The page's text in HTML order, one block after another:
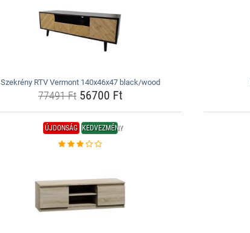
Szekrény RTV Vermont 140x46x47 black/wood
77491 Ft56700 Ft
ÚJDONSÁG KEDVEZMÉNY